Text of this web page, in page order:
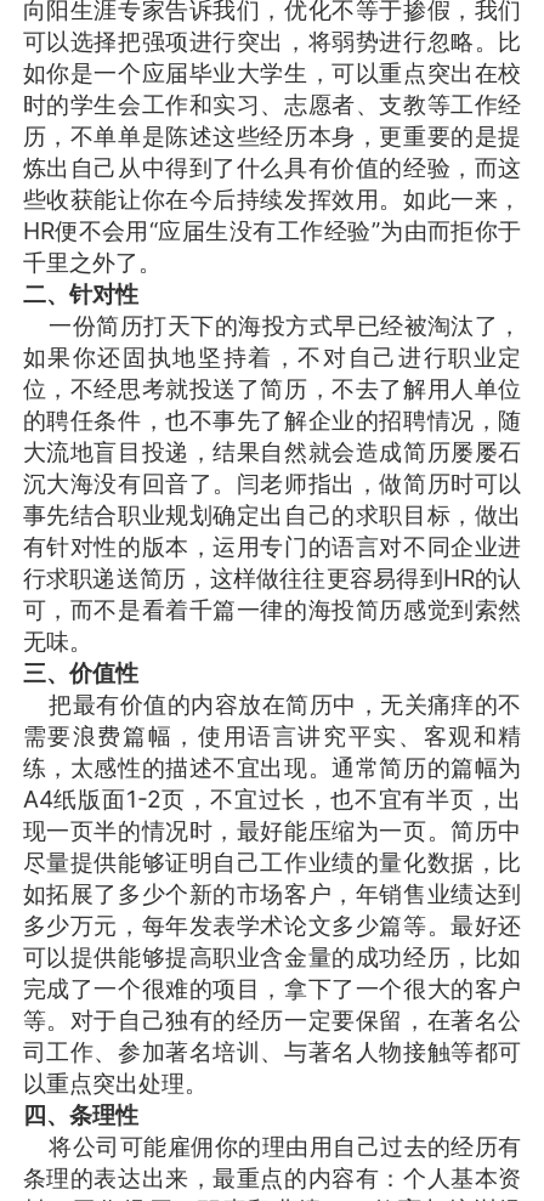
向阳生涯专家告诉我们，优化不等于掺假，我们
可以选择把强项进行突出，将弱势进行忽略。比
如你是一个应届毕业大学生，可以重点突出在校
时的学生会工作和实习、志愿者、支教等工作经
历，不单单是陈述这些经历本身，更重要的是提
炼出自己从中得到了什么具有价值的经验，而这
些收获能让你在今后持续发挥效用。如此一来，
HR便不会用“应届生没有工作经验”为由而拒你于
千里之外了。
二、针对性
一份简历打天下的海投方式早已经被淘汰了，
如果你还固执地坚持着，不对自己进行职业定
位，不经思考就投送了简历，不去了解用人单位
的聘任条件，也不事先了解企业的招聘情况，随
大流地盲目投递，结果自然就会造成简历屡屡石
沉大海没有回音了。闫老师指出，做简历时可以
事先结合职业规划确定出自己的求职目标，做出
有针对性的版本，运用专门的语言对不同企业进
行求职递送简历，这样做往往更容易得到HR的认
可，而不是看着千篇一律的海投简历感觉到索然
无味。
三、价值性
把最有价值的内容放在简历中，无关痛痒的不
需要浪费篇幅，使用语言讲究平实、客观和精
练，太感性的描述不宜出现。通常简历的篇幅为
A4纸版面1-2页，不宜过长，也不宜有半页，出
现一页半的情况时，最好能压缩为一页。简历中
尽量提供能够证明自己工作业绩的量化数据，比
如拓展了多少个新的市场客户，年销售业绩达到
多少万元，每年发表学术论文多少篇等。最好还
可以提供能够提高职业含金量的成功经历，比如
完成了一个很难的项目，拿下了一个很大的客户
等。对于自己独有的经历一定要保留，在著名公
司工作、参加著名培训、与著名人物接触等都可
以重点突出处理。
四、条理性
将公司可能雇佣你的理由用自己过去的经历有
条理的表达出来，最重点的内容有：个人基本资